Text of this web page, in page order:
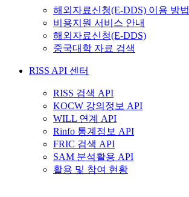
해외자료신청(E-DDS) 이용 방법
비용지원 서비스 안내
해외자료신청(E-DDS)
중국대학 자료 검색
RISS API 센터
RISS 검색 API
KOCW 강의정보 API
WILL 연계 API
Rinfo 통계정보 API
FRIC 검색 API
SAM 분석활용 API
활용 및 참여 현황